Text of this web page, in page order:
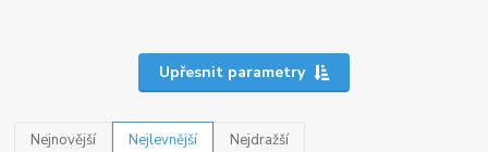
Upřesnit parametry
Nejnovější Nejlevnější Nejdražší